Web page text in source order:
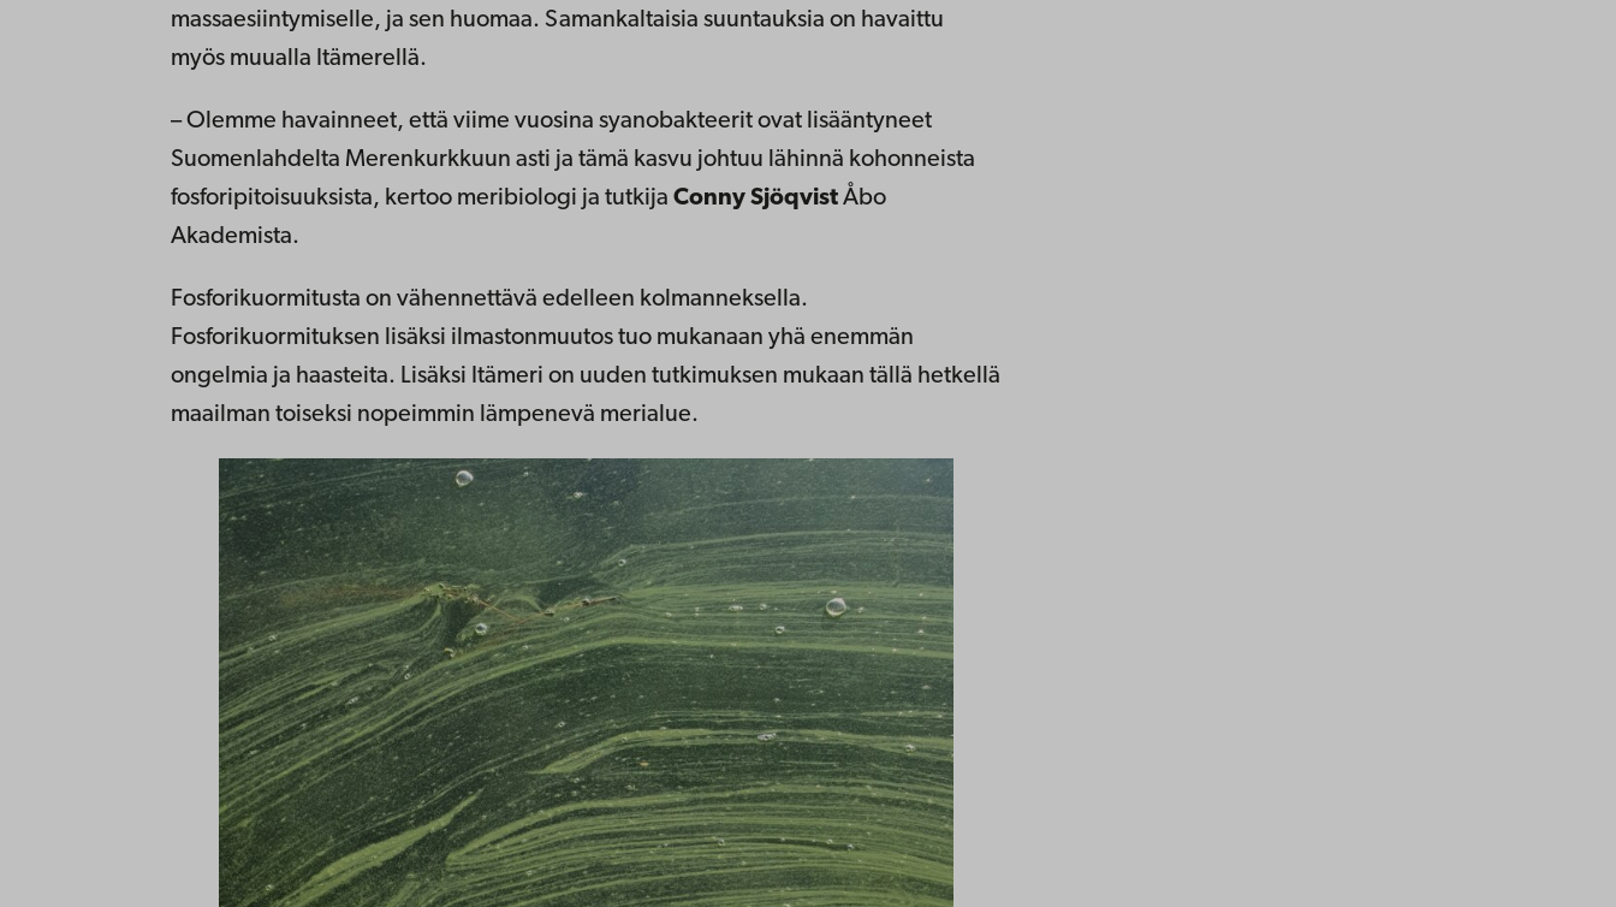
massaesiintymiselle, ja sen huomaa. Samankaltaisia suuntauksia on havaittu
myös muualla Itämerellä.
– Olemme havainneet, että viime vuosina syanobakteerit ovat lisääntyneet
Suomenlahdelta Merenkurkkuun asti ja tämä kasvu johtuu lähinnä kohonneista
fosforipitoisuuksista, kertoo meribiologi ja tutkija Conny Sjöqvist Åbo
Akademista.
Fosforikuormitusta on vähennettävä edelleen kolmanneksella.
Fosforikuormituksen lisäksi ilmastonmuutos tuo mukanaan yhä enemmän
ongelmia ja haasteita. Lisäksi Itämeri on uuden tutkimuksen mukaan tällä hetkellä
maailman toiseksi nopeimmin lämpenevä merialue.